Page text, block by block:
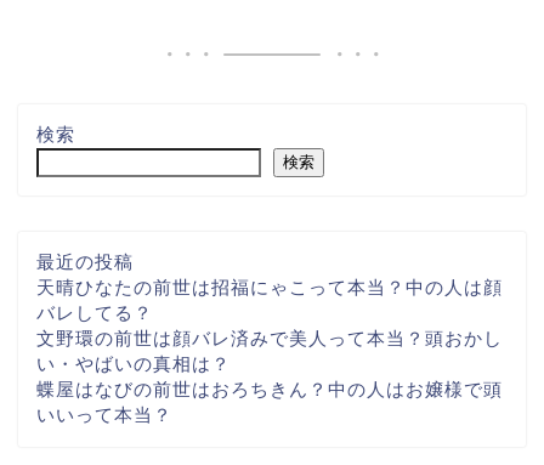
検索
検索
最近の投稿
天晴ひなたの前世は招福にゃこって本当？中の人は顔
バレしてる？
文野環の前世は顔バレ済みで美人って本当？頭おかし
い・やばいの真相は？
蝶屋はなびの前世はおろちきん？中の人はお嬢様で頭
いいって本当？